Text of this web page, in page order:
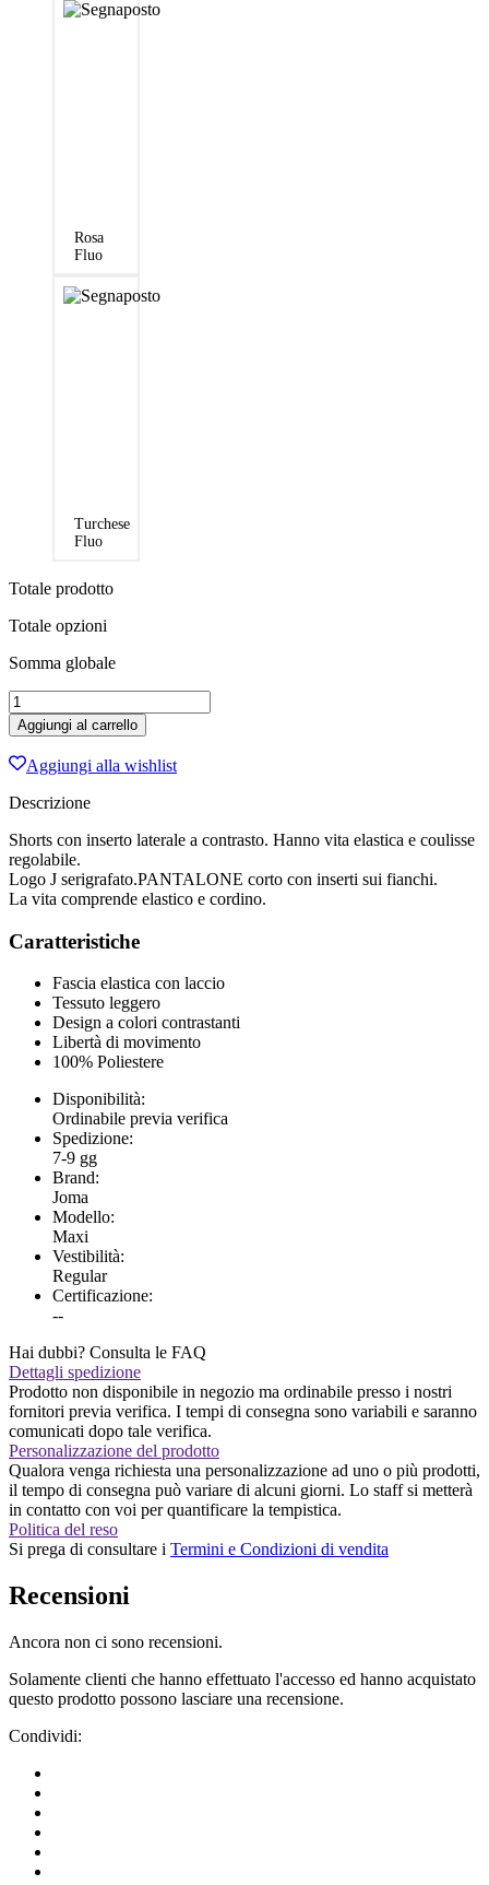
Rosa
Fluo
Turchese
Fluo
Totale prodotto
Totale opzioni
Somma globale
PANTALONCINO
DONNA
JOMA
MAXI
ROSSO-
BIANCO
Aggiungi al carrello
Aggiungi alla wishlist
Descrizione
Shorts con inserto laterale a contrasto. Hanno vita elastica e coulisse
regolabile.
Logo J serigrafato.PANTALONE corto con inserti sui fianchi.
La vita comprende elastico e cordino.
Caratteristiche
Fascia elastica con laccio
Tessuto leggero
Design a colori contrastanti
Libertà di movimento
100% Poliestere
Disponibilità:
Ordinabile previa verifica
Spedizione:
7-9 gg
Brand:
Joma
Modello:
Maxi
Vestibilità:
Regular
Certificazione:
--
Hai dubbi? Consulta le FAQ
Dettagli spedizione
Prodotto non disponibile in negozio ma ordinabile presso i nostri
fornitori previa verifica. I tempi di consegna sono variabili e saranno
comunicati dopo tale verifica.
Personalizzazione del prodotto
Qualora venga richiesta una personalizzazione ad uno o più prodotti,
il tempo di consegna può variare di alcuni giorni. Lo staff si metterà
in contatto con voi per quantificare la tempistica.
Politica del reso
Si prega di consultare i Termini e Condizioni di vendita
Recensioni
Ancora non ci sono recensioni.
Solamente clienti che hanno effettuato l'accesso ed hanno acquistato
questo prodotto possono lasciare una recensione.
Condividi: